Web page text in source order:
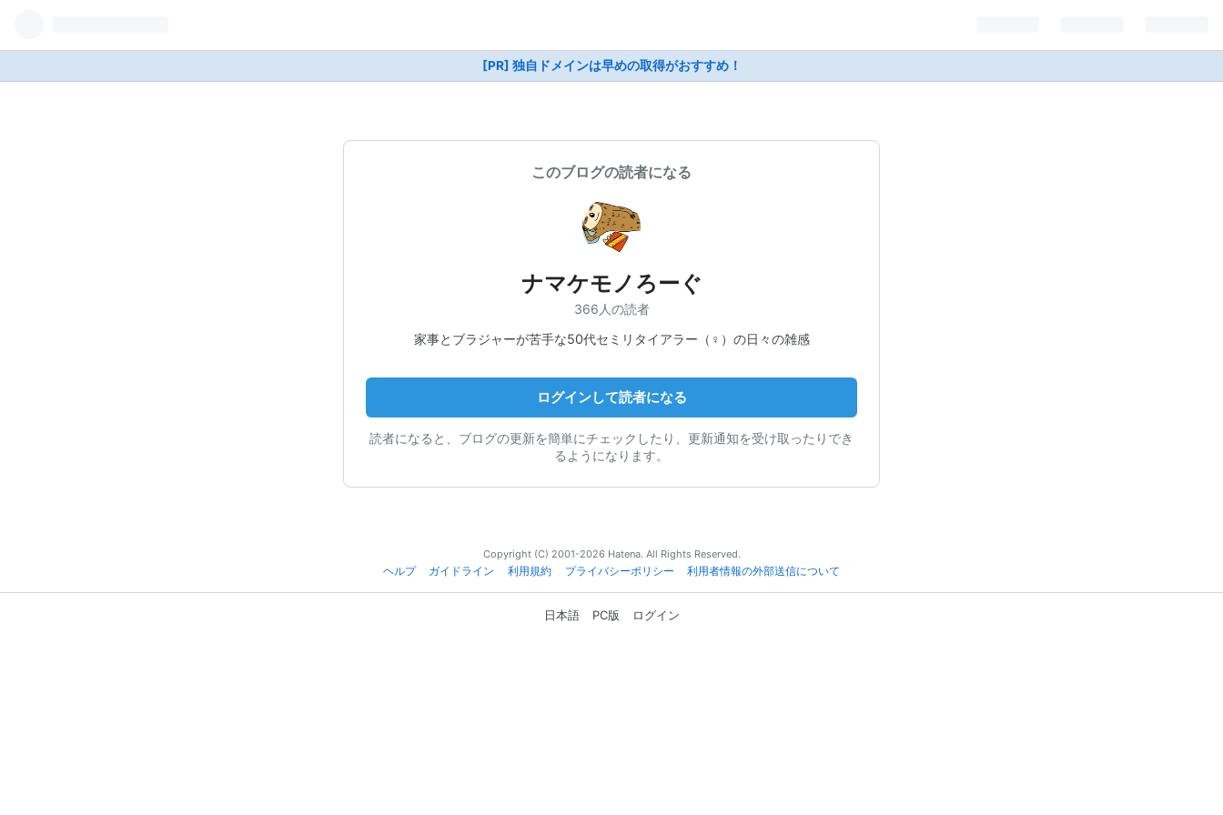
[PR] 独自ドメインは早めの取得がおすすめ！
このブログの読者になる
ナマケモノろーぐ
366人の読者
家事とブラジャーが苦手な50代セミリタイアラー（♀）の日々の雑感
ログインして読者になる
読者になると、ブログの更新を簡単にチェックしたり、更新通知を受け取ったりでき
るようになります。
Copyright (C) 2001-2026 Hatena. All Rights Reserved.
ヘルプ
ガイドライン 利用規約 プライバシーポリシー 利用者情報の外部送信について
日本語 PC版 ログイン